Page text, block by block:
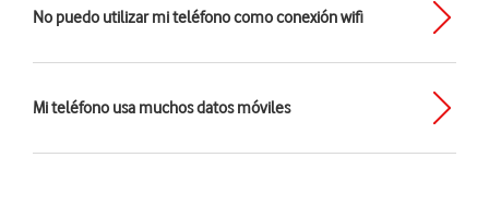
No puedo utilizar mi teléfono como conexión wifi
Mi teléfono usa muchos datos móviles